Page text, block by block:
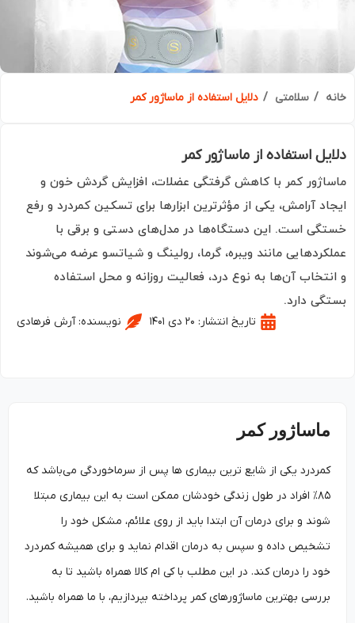
سلامتی دلایل استفاده از ماساژور کمر
استفاده از ماساژور کمر
کمر با کاهش گرفتگی عضلات، افزایش گردش خون و
آرامش، یکی از مؤثرترین ابزارها برای تسکین کمردرد و رفع
است. این دستگاه‌ها در مدل‌های دستی و برقی با
مانند ویبره، گرما، رولینگ و شیاتسو عرضه می‌شوند
آن‌ها به نوع درد، فعالیت روزانه و محل استفاده
دارد.
تاریخ انتشار: ۲۰ دی ۱۴۰۱ نویسنده:آرش فرهادی
ماساژور کمر
کمردرد یکی از شایع ترین بیماری ها پس از سرماخوردگی می‌باشد که
۸۵% افراد در طول زندگی خودشان ممکن است به این بیماری مبتلا
شوند و برای درمان آن ابتدا باید از روی علائم، مشکل خود را
تشخیص داده و سپس به درمان اقدام نماید و برای همیشه کمردرد
خود را درمان کند. در این مطلب با کی ام کالا همراه باشید تا به
بررسی بهترین ماساژورهای کمر‌ پرداخته بپردازیم، با ما همراه باشید.